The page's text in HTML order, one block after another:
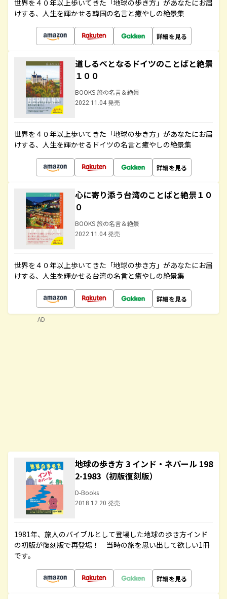
世界を４０年以上歩いてきた「地球の歩き方」があなたにお届
けする、人生を輝かせる韓国の名言と癒やしの絶景集
詳細を見る
道しるべとなるドイツのことばと絶景
１００
BOOKS 旅の名言＆絶景
2022.11.04 発売
世界を４０年以上歩いてきた「地球の歩き方」があなたにお届
けする、人生を輝かせるドイツの名言と癒やしの絶景集
詳細を見る
心に寄り添う台湾のことばと絶景１０
０
BOOKS 旅の名言＆絶景
2022.11.04 発売
世界を４０年以上歩いてきた「地球の歩き方」があなたにお届
けする、人生を輝かせる台湾の名言と癒やしの絶景集
詳細を見る
地球の歩き方 3 インド・ネパール 198
2-1983（初版復刻版）
D-Books
2018.12.20 発売
1981年、旅人のバイブルとして登場した地球の歩き方インド
の初版が復刻版で再登場！ 当時の旅を思い出して欲しい1冊
です。
詳細を見る
AD